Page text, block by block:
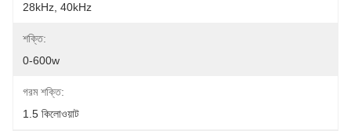
28kHz, 40kHz
শক্তি:
0-600w
গরম শক্তি:
1.5 কিলোওয়াট